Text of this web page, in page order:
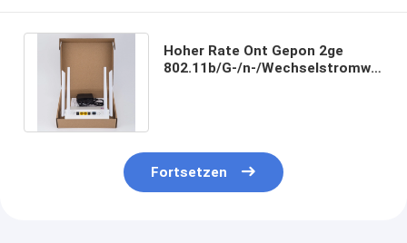
Hoher Rate Ont Gepon 2ge
802.11b/G-/n-/Wechselstromwifi
Fortsetzen